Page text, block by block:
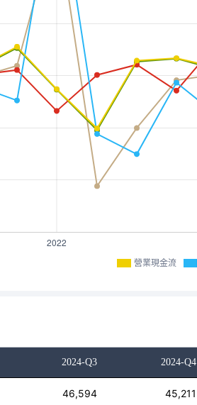
營業現金流
2024-Q3 2024-Q4
46,594 45,211